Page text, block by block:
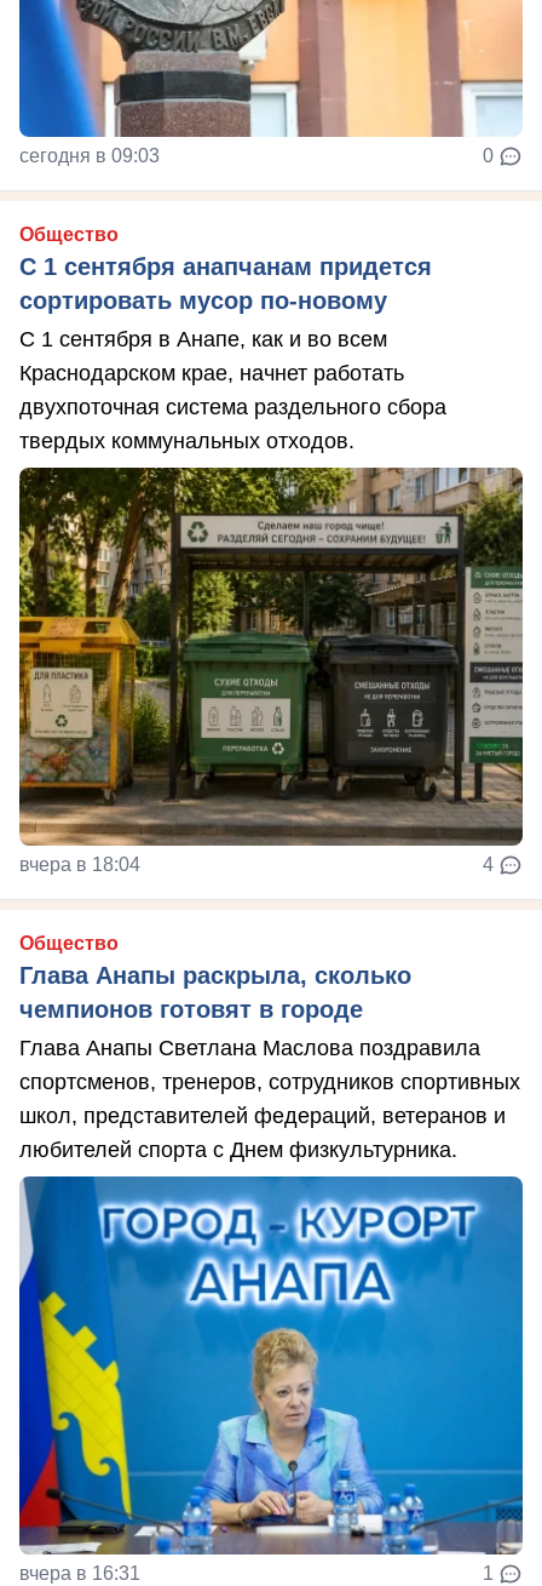
сегодня в 09:03 0
Общество
С 1 сентября анапчанам придется
сортировать мусор по-новому
С 1 сентября в Анапе, как и во всем
Краснодарском крае, начнет работать
двухпоточная система раздельного сбора
твердых коммунальных отходов.
вчера в 18:04 4
Общество
Глава Анапы раскрыла, сколько
чемпионов готовят в городе
Глава Анапы Светлана Маслова поздравила
спортсменов, тренеров, сотрудников спортивных
школ, представителей федераций, ветеранов и
любителей спорта с Днем физкультурника.
вчера в 16:31 1